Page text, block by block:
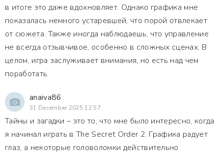
в итоге это даже вдохновляет. Однако графика мне
показалась немного устаревшей, что порой отвлекает
от сюжета. Также иногда наблюдаешь, что управление
не всегда отзывчивое, особенно в сложных сценах. В
целом, игра заслуживает внимания, но есть над чем
поработать.
anaiva86
31 December 2025 12:57
Тайны и загадки – это то, что мне было интересно, когда
я начинал играть в The Secret Order 2. Графика радует
глаз, а некоторые головоломки действительно